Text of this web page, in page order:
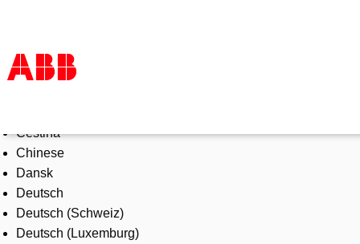
Products & Solutions
Industries
Services
About us
Where to buy
Contact us
Čeština
Chinese
Dansk
Deutsch
Deutsch (Schweiz)
Deutsch (Luxemburg)